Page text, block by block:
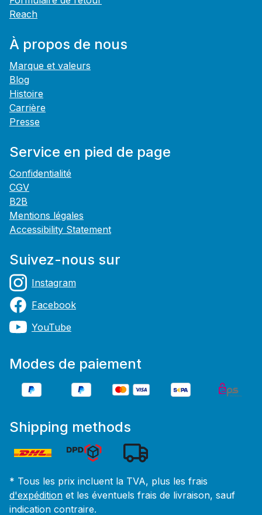
Reach
À propos de nous
Marque et valeurs
Blog
Histoire
Carrière
Presse
Service en pied de page
Confidentialité
CGV
B2B
Mentions légales
Accessibility Statement
Suivez-nous sur
Instagram
Facebook
YouTube
Modes de paiement
Shipping methods
* Tous les prix incluent la TVA, plus les frais
d'expédition et les éventuels frais de livraison, sauf
indication contraire.